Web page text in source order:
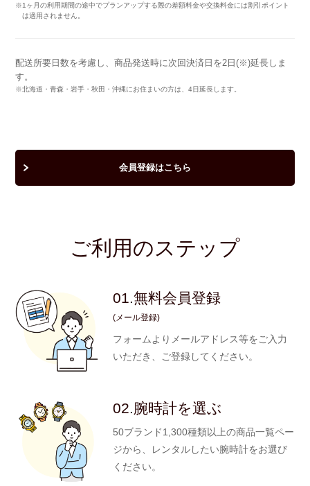
※1ヶ月の利用期間の途中でプランアップする際の差額料金や交換料金には割引ポイント
は適用されません。
配送所要日数を考慮し、商品発送時に次回決済日を2日(※)延長しま
す。
※北海道・青森・岩手・秋田・沖縄にお住まいの方は、4日延長します。
会員登録はこちら
ご利用のステップ
01.無料会員登録
(メール登録)
フォームよりメールアドレス等をご入力
いただき、ご登録してください。
02.腕時計を選ぶ
50ブランド1,300種類以上の商品一覧ペー
ジから、レンタルしたい腕時計をお選び
ください。